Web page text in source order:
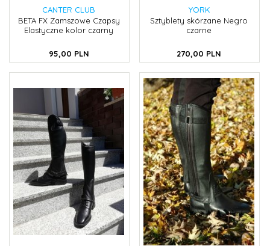
CANTER CLUB
BETA FX Zamszowe Czapsy
Elastyczne kolor czarny
95,00 PLN
YORK
Sztyblety skórzane Negro
czarne
270,00 PLN